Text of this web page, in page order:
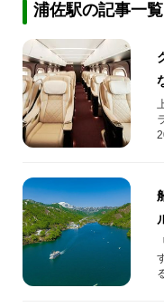
浦佐駅の記事一覧